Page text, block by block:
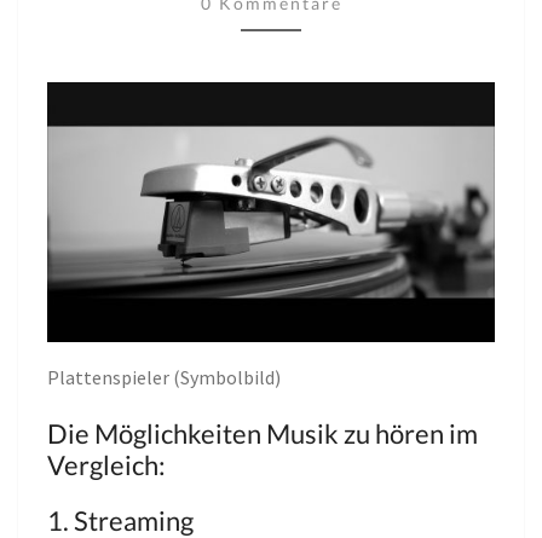
INYL K
Plattenspieler (Symbolbild)
Die Möglichkeiten Musik zu hören im
Vergleich:
1. Streaming